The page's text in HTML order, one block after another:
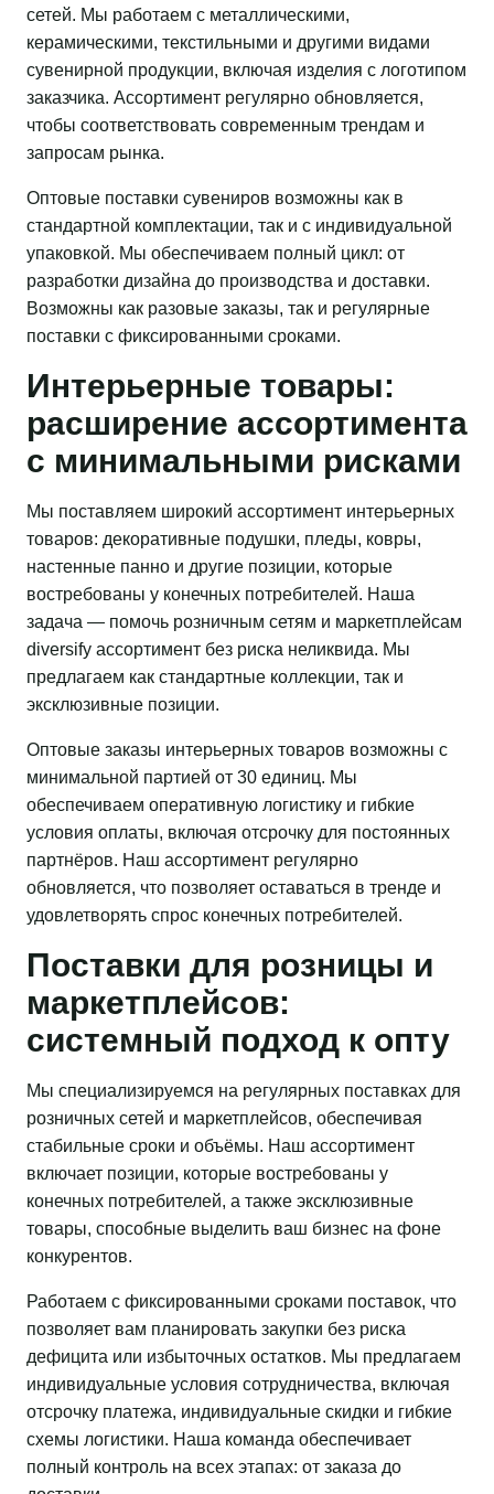
сетей. Мы работаем с металлическими,
керамическими, текстильными и другими видами
сувенирной продукции, включая изделия с логотипом
заказчика. Ассортимент регулярно обновляется,
чтобы соответствовать современным трендам и
запросам рынка.
Оптовые поставки сувениров возможны как в
стандартной комплектации, так и с индивидуальной
упаковкой. Мы обеспечиваем полный цикл: от
разработки дизайна до производства и доставки.
Возможны как разовые заказы, так и регулярные
поставки с фиксированными сроками.
Интерьерные товары:
расширение ассортимента
с минимальными рисками
Мы поставляем широкий ассортимент интерьерных
товаров: декоративные подушки, пледы, ковры,
настенные панно и другие позиции, которые
востребованы у конечных потребителей. Наша
задача — помочь розничным сетям и маркетплейсам
diversify ассортимент без риска неликвида. Мы
предлагаем как стандартные коллекции, так и
эксклюзивные позиции.
Оптовые заказы интерьерных товаров возможны с
минимальной партией от 30 единиц. Мы
обеспечиваем оперативную логистику и гибкие
условия оплаты, включая отсрочку для постоянных
партнёров. Наш ассортимент регулярно
обновляется, что позволяет оставаться в тренде и
удовлетворять спрос конечных потребителей.
Поставки для розницы и
маркетплейсов:
системный подход к опту
Мы специализируемся на регулярных поставках для
розничных сетей и маркетплейсов, обеспечивая
стабильные сроки и объёмы. Наш ассортимент
включает позиции, которые востребованы у
конечных потребителей, а также эксклюзивные
товары, способные выделить ваш бизнес на фоне
конкурентов.
Работаем с фиксированными сроками поставок, что
позволяет вам планировать закупки без риска
дефицита или избыточных остатков. Мы предлагаем
индивидуальные условия сотрудничества, включая
отсрочку платежа, индивидуальные скидки и гибкие
схемы логистики. Наша команда обеспечивает
полный контроль на всех этапах: от заказа до